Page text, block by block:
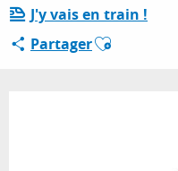
ESPACE PRO
J'y vais en train !
PartagerAjouter aux